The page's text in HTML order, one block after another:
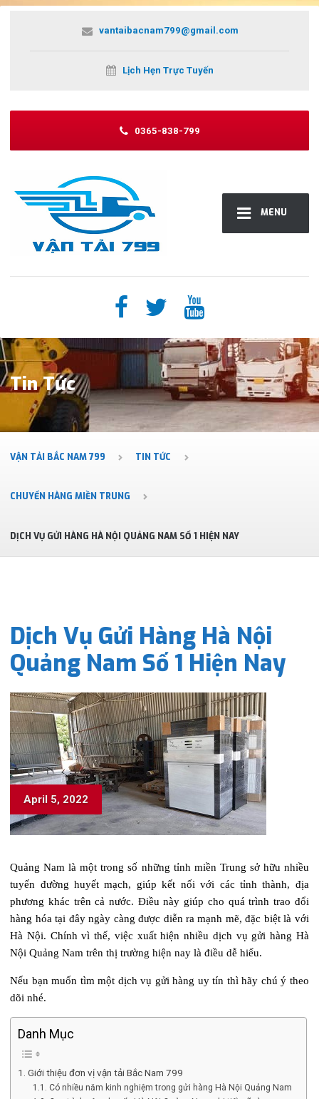
MENU
vantaibacnam799@gmail.com
Lịch Hẹn Trực Tuyến
0365-838-799
Tin Tức
VẬN TẢI BẮC NAM 799 TIN TỨC
CHUYỂN HÀNG MIỀN TRUNG
DỊCH VỤ GỬI HÀNG HÀ NỘI QUẢNG NAM SỐ 1 HIỆN NAY
Dịch Vụ Gửi Hàng Hà Nội
Quảng Nam Số 1 Hiện Nay
April 5, 2022
Quảng Nam là một trong số những tỉnh miền Trung sở hữu nhiều
tuyến đường huyết mạch, giúp kết nối với các tỉnh thành, địa
phương khác trên cả nước. Điều này giúp cho quá trình trao đổi
hàng hóa tại đây ngày càng được diễn ra mạnh mẽ, đặc biệt là với
Hà Nội. Chính vì thế, việc xuất hiện nhiều dịch vụ gửi hàng Hà
Nội Quảng Nam trên thị trường hiện nay là điều dễ hiểu.
Nếu bạn muốn tìm một dịch vụ gửi hàng uy tín thì hãy chú ý theo
dõi nhé.
Danh Mục
Giới thiệu đơn vị vận tải Bắc Nam 799
Có nhiều năm kinh nghiệm trong gửi hàng Hà Nội Quảng Nam